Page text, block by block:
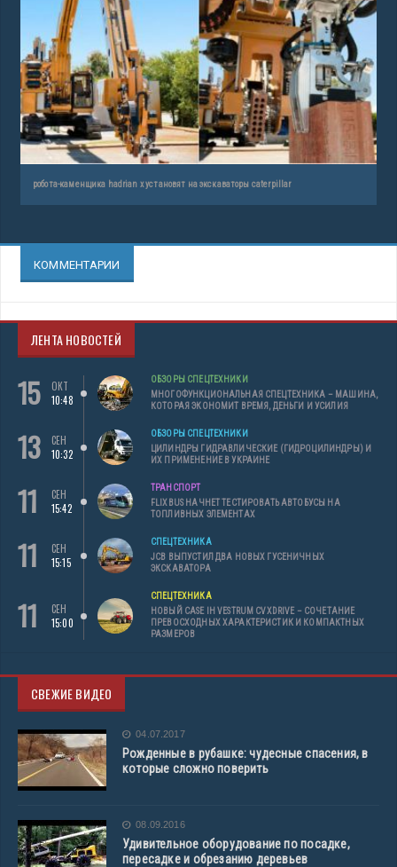
робота-каменщика hadrian x установят на экскаваторы caterpillar
КОММЕНТАРИИ
ЛЕНТА НОВОСТЕЙ
15
ОКТ
10:48
ОБЗОРЫ СПЕЦТЕХНИКИ
МНОГОФУНКЦИОНАЛЬНАЯ СПЕЦТЕХНИКА – МАШИНА,
КОТОРАЯ ЭКОНОМИТ ВРЕМЯ, ДЕНЬГИ И УСИЛИЯ
13
СЕН
10:32
ОБЗОРЫ СПЕЦТЕХНИКИ
ЦИЛИНДРЫ ГИДРАВЛИЧЕСКИЕ (ГИДРОЦИЛИНДРЫ) И
ИХ ПРИМЕНЕНИЕ В УКРАИНЕ
11
СЕН
15:42
ТРАНСПОРТ
FLIXBUS НАЧНЕТ ТЕСТИРОВАТЬ АВТОБУСЫ НА
ТОПЛИВНЫХ ЭЛЕМЕНТАХ
11
СЕН
15:15
СПЕЦТЕХНИКА
JCB ВЫПУСТИЛ ДВА НОВЫХ ГУСЕНИЧНЫХ
ЭКСКАВАТОРА
11
СЕН
15:00
СПЕЦТЕХНИКА
НОВЫЙ CASE IH VESTRUM CVXDRIVE – СОЧЕТАНИЕ
ПРЕВОСХОДНЫХ ХАРАКТЕРИСТИК И КОМПАКТНЫХ
РАЗМЕРОВ
СВЕЖИЕ ВИДЕО
04.07.2017
Рожденные в рубашке: чудесные спасения, в
которые сложно поверить
08.09.2016
Удивительное оборудование по посадке,
пересадке и обрезанию деревьев